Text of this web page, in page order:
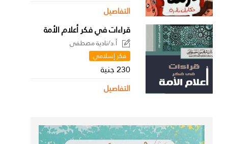
التفاصيل
قراءات في فكر أعلام الأمة
أ.د/نادية مصطفى
فكر إسلامي
230 جنية
التفاصيل